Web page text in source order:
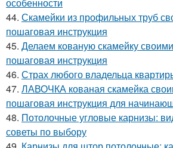
44. Скамейки из профильных труб
пошаговая инструкция
45. Делаем кованую скамейку
пошаговая инструкция
46. Страх любого владельца
47. ЛАВОЧКА кованая скамейка
пошаговая инструкция для
48. Потолочные угловые карнизы:
советы по выбору